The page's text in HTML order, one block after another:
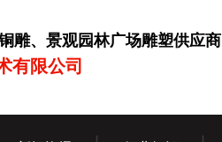
雕、景观园林广场雕塑供应商
有限公司